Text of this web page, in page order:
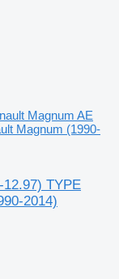
Magnum AE
Magnum (1990-
12.97) TYPE
2014)